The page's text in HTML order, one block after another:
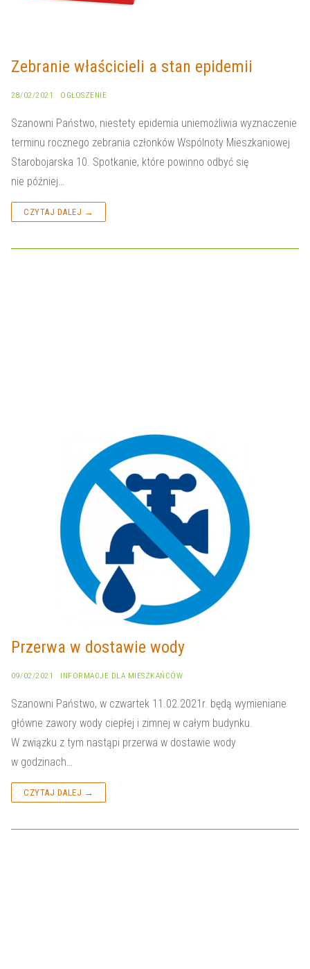
Zebranie właścicieli a stan epidemii
28/02/2021 OGŁOSZENIE
Szanowni Państwo, niestety epidemia uniemożliwia wyznaczenie
terminu rocznego zebrania członków Wspólnoty Mieszkaniowej
Starobojarska 10. Spotkanie, które powinno odbyć się
nie później…
CZYTAJ DALEJ →
Przerwa w dostawie wody
09/02/2021 INFORMACJE DLA MIESZKAŃCÓW
Szanowni Państwo, w czwartek 11.02.2021r. będą wymieniane
główne zawory wody ciepłej i zimnej w całym budynku.
W związku z tym nastąpi przerwa w dostawie wody
w godzinach…
CZYTAJ DALEJ →